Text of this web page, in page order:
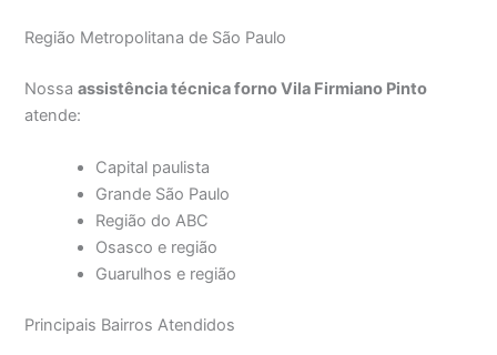
Região Metropolitana de São Paulo
Nossaassistência técnica forno Vila Firmiano Pinto
atende:
Capital paulista
Grande São Paulo
Região do ABC
Osasco e região
Guarulhos e região
Principais Bairros Atendidos